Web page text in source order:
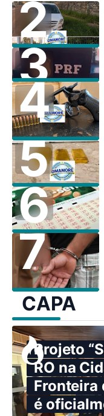
CAPA
Projeto
RO na
Fronteira
é